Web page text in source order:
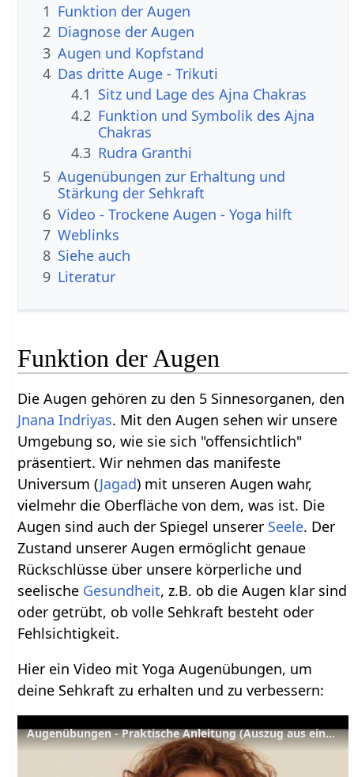
1 Funktion der Augen
2 Diagnose der Augen
3 Augen und Kopfstand
4 Das dritte Auge - Trikuti
4.1 Sitz und Lage des Ajna Chakras
4.2 Funktion und Symbolik des Ajna
Chakras
4.3 Rudra Granthi
5 Augenübungen zur Erhaltung und
Stärkung der Sehkraft
6 Video - Trockene Augen - Yoga hilft
7 Weblinks
8 Siehe auch
9 Literatur
Funktion der Augen
Die Augen gehören zu den 5 Sinnesorganen, den
Jnana Indriyas. Mit den Augen sehen wir unsere
Umgebung so, wie sie sich "offensichtlich"
präsentiert. Wir nehmen das manifeste
Universum (Jagad) mit unseren Augen wahr,
vielmehr die Oberfläche von dem, was ist. Die
Augen sind auch der Spiegel unserer Seele. Der
Zustand unserer Augen ermöglicht genaue
Rückschlüsse über unsere körperliche und
seelische Gesundheit, z.B. ob die Augen klar sind
oder getrübt, ob volle Sehkraft besteht oder
Fehlsichtigkeit.
Hier ein Video mit Yoga Augenübungen, um
deine Sehkraft zu erhalten und zu verbessern:
Augenübungen - Praktische Anleitung (Auszug aus einer kompletten Yoga Anfängerstunde)